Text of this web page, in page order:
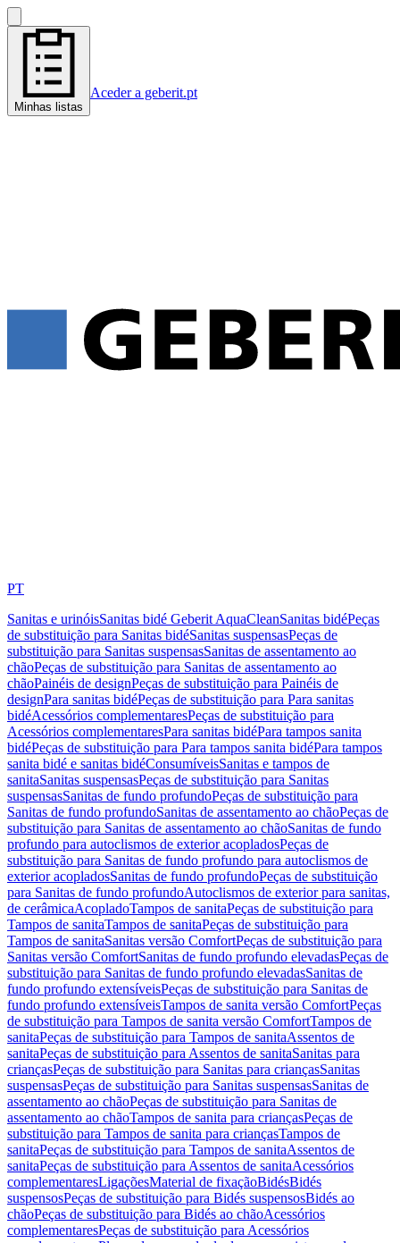
Minhas listas
Aceder a geberit.pt
PT
Sanitas e urinóisSanitas bidé Geberit AquaCleanSanitas bidéPeças
de substituição para Sanitas bidéSanitas suspensasPeças de
substituição para Sanitas suspensasSanitas de assentamento ao
chãoPeças de substituição para Sanitas de assentamento ao
chãoPainéis de designPeças de substituição para Painéis de
designPara sanitas bidéPeças de substituição para Para sanitas
bidéAcessórios complementaresPeças de substituição para
Acessórios complementaresPara sanitas bidéPara tampos sanita
bidéPeças de substituição para Para tampos sanita bidéPara tampos
sanita bidé e sanitas bidéConsumíveisSanitas e tampos de
sanitaSanitas suspensasPeças de substituição para Sanitas
suspensasSanitas de fundo profundoPeças de substituição para
Sanitas de fundo profundoSanitas de assentamento ao chãoPeças de
substituição para Sanitas de assentamento ao chãoSanitas de fundo
profundo para autoclismos de exterior acopladosPeças de
substituição para Sanitas de fundo profundo para autoclismos de
exterior acopladosSanitas de fundo profundoPeças de substituição
para Sanitas de fundo profundoAutoclismos de exterior para sanitas,
de cerâmicaAcopladoTampos de sanitaPeças de substituição para
Tampos de sanitaTampos de sanitaPeças de substituição para
Tampos de sanitaSanitas versão ComfortPeças de substituição para
Sanitas versão ComfortSanitas de fundo profundo elevadasPeças de
substituição para Sanitas de fundo profundo elevadasSanitas de
fundo profundo extensíveisPeças de substituição para Sanitas de
fundo profundo extensíveisTampos de sanita versão ComfortPeças
de substituição para Tampos de sanita versão ComfortTampos de
sanitaPeças de substituição para Tampos de sanitaAssentos de
sanitaPeças de substituição para Assentos de sanitaSanitas para
criançasPeças de substituição para Sanitas para criançasSanitas
suspensasPeças de substituição para Sanitas suspensasSanitas de
assentamento ao chãoPeças de substituição para Sanitas de
assentamento ao chãoTampos de sanita para criançasPeças de
substituição para Tampos de sanita para criançasTampos de
sanitaPeças de substituição para Tampos de sanitaAssentos de
sanitaPeças de substituição para Assentos de sanitaAcessórios
complementaresLigaçõesMaterial de fixaçãoBidésBidés
suspensosPeças de substituição para Bidés suspensosBidés ao
chãoPeças de substituição para Bidés ao chãoAcessórios
complementaresPeças de substituição para Acessórios